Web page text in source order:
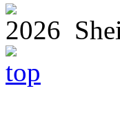
2026